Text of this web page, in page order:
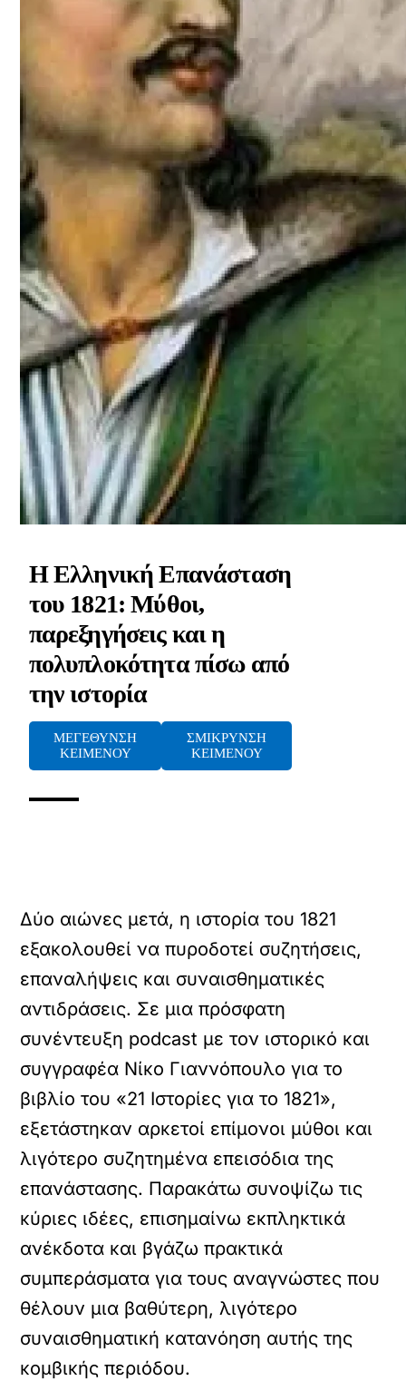
Η Ελληνική Επανάσταση
του 1821: Μύθοι,
παρεξηγήσεις και η
πολυπλοκότητα πίσω από
την ιστορία
ΜΕΓΕΘΥΝΣΗ
ΚΕΙΜΕΝΟΥ
ΣΜΙΚΡΥΝΣΗ
ΚΕΙΜΕΝΟΥ
Δύο αιώνες μετά, η ιστορία του 1821
εξακολουθεί να πυροδοτεί συζητήσεις,
επαναλήψεις και συναισθηματικές
αντιδράσεις. Σε μια πρόσφατη
συνέντευξη podcast με τον ιστορικό και
συγγραφέα Νίκο Γιαννόπουλο για το
βιβλίο του «21 Ιστορίες για το 1821»,
εξετάστηκαν αρκετοί επίμονοι μύθοι και
λιγότερο συζητημένα επεισόδια της
επανάστασης. Παρακάτω συνοψίζω τις
κύριες ιδέες, επισημαίνω εκπληκτικά
ανέκδοτα και βγάζω πρακτικά
συμπεράσματα για τους αναγνώστες που
θέλουν μια βαθύτερη, λιγότερο
συναισθηματική κατανόηση αυτής της
κομβικής περιόδου.